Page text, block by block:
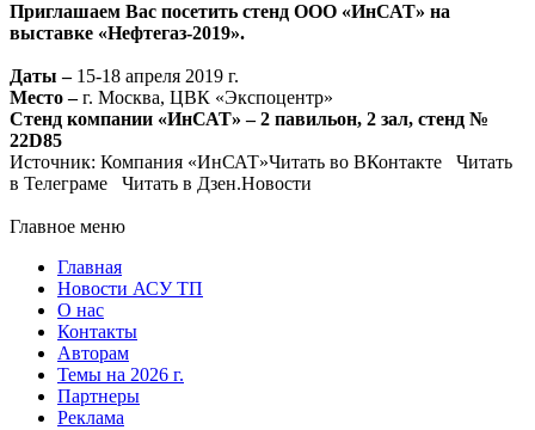
Приглашаем Вас посетить стенд ООО «ИнСАТ» на
выставке «Нефтегаз-2019».
Даты – 15-18 апреля 2019 г.
Место –г. Москва, ЦВК «Экспоцентр»
Стенд компании «ИнСАТ» – 2 павильон, 2 зал, стенд №
22D85
Источник: Компания «ИнСАТ»Читать во ВКонтакте Читать
в Телеграме Читать в Дзен.Новости
Главное меню
Главная
Новости АСУ ТП
О нас
Контакты
Авторам
Темы на 2026 г.
Партнеры
Реклама